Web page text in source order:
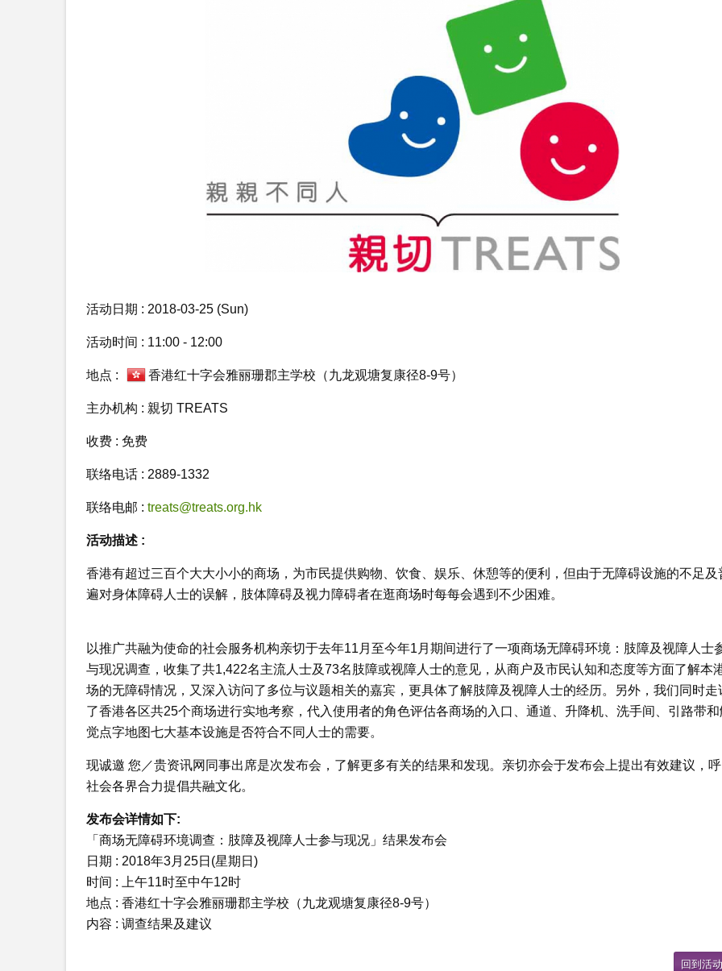
活动日期 : 2018-03-25 (Sun)
活动时间 : 11:00 - 12:00
地点 : 香港红十字会雅丽珊郡主学校（九龙观塘复康径8-9号）
主办机构 : 親切 TREATS
收费 : 免费
联络电话 : 2889-1332
联络电邮 : treats@treats.org.hk
活动描述 :
香港有超过三百个大大小小的商场，为市民提供购物、饮食、娱乐、休憩等的便利，但由于无障碍设施的不足及
遍对身体障碍人士的误解，肢体障碍及视力障碍者在逛商场时每每会遇到不少困难。
以推广共融为使命的社会服务机构亲切于去年11月至今年1月期间进行了一项商场无障碍环境：肢障及视障人士
与现况调查，收集了共1,422名主流人士及73名肢障或视障人士的意见，从商户及市民认知和态度等方面了解本
场的无障碍情况，又深入访问了多位与议题相关的嘉宾，更具体了解肢障及视障人士的经历。另外，我们同时走
了香港各区共25个商场进行实地考察，代入使用者的角色评估各商场的入口、通道、升降机、洗手间、引路带和
觉点字地图七大基本设施是否符合不同人士的需要。
现诚邀 您／贵资讯网同事出席是次发布会，了解更多有关的结果和发现。亲切亦会于发布会上提出有效建议，
社会各界合力提倡共融文化。
发布会详情如下:
「商场无障碍环境调查：肢障及视障人士参与现况」结果发布会
日期 : 2018年3月25日(星期日)
时间 : 上午11时至中午12时
地点 : 香港红十字会雅丽珊郡主学校（九龙观塘复康径8-9号）
内容 : 调查结果及建议